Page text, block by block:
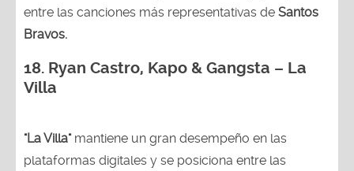
entre las canciones más representativas de Santos
Bravos.
18. Ryan Castro, Kapo & Gangsta – La
Villa
"La Villa"mantiene un gran desempeño en las
plataformas digitales y se posiciona entre las